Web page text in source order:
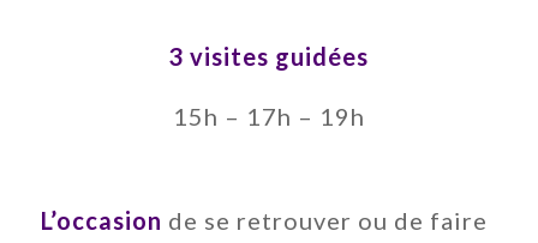
3 visites guidées
15h – 17h – 19h
L’occasion de se retrouver ou de faire